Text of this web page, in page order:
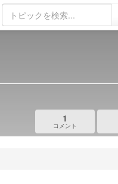
1
コメント